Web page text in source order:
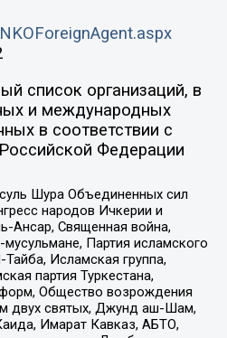
список организаций, в
и международных
в соответствии с
Федерации
Шура Объединенных сил
народов Ичкерии и
Ансар, Священная война,
мусульмане, Партия исламского
Исламская группа,
партия Туркестана,
Общество возрождения
двух святых, Джунд аш-Шам,
Имарат Кавказ, АБТО,